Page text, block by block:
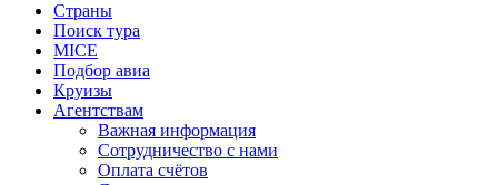
Страны
Поиск тура
MICE
Подбор авиа
Круизы
Агентствам
Важная информация
Сотрудничество с нами
Оплата счётов